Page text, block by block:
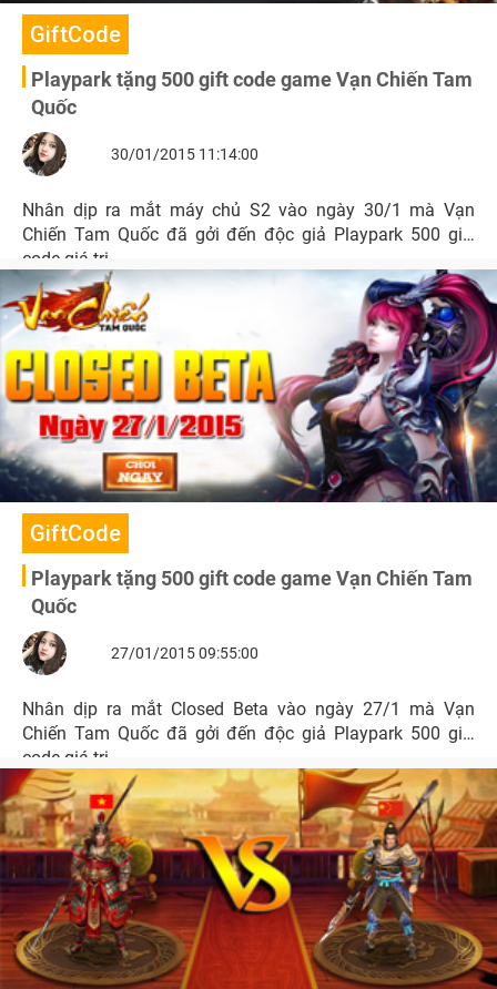
GiftCode
Playpark tặng 500 gift code game Vạn Chiến Tam
Quốc
30/01/2015 11:14:00
Nhân dịp ra mắt máy chủ S2 vào ngày 30/1 mà Vạn
Chiến Tam Quốc đã gởi đến độc giả Playpark 500 gift
code giá trị.
GiftCode
Playpark tặng 500 gift code game Vạn Chiến Tam
Quốc
27/01/2015 09:55:00
Nhân dịp ra mắt Closed Beta vào ngày 27/1 mà Vạn
Chiến Tam Quốc đã gởi đến độc giả Playpark 500 gift
code giá trị.